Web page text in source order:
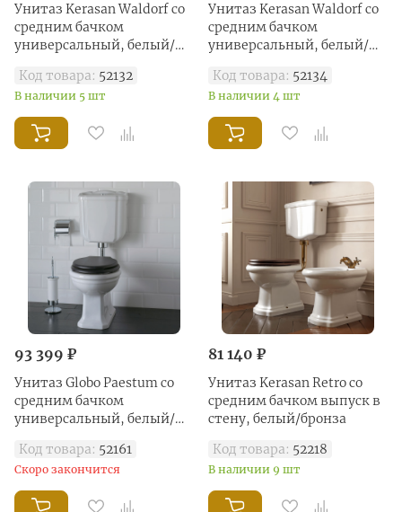
Унитаз Kerasan Waldorf со
средним бачком
универсальный, белый/
Код товара: 52132
В наличии 5 шт
Унитаз Kerasan Waldorf со
средним бачком
универсальный, белый/
Код товара: 52134
В наличии 4 шт
93 399 ₽
Унитаз Globo Paestum со
средним бачком
универсальный, белый/
Код товара: 52161
Скоро закончится
81 140 ₽
Унитаз Kerasan Retro со
средним бачком выпуск в
стену, белый/бронза
Код товара: 52218
В наличии 9 шт